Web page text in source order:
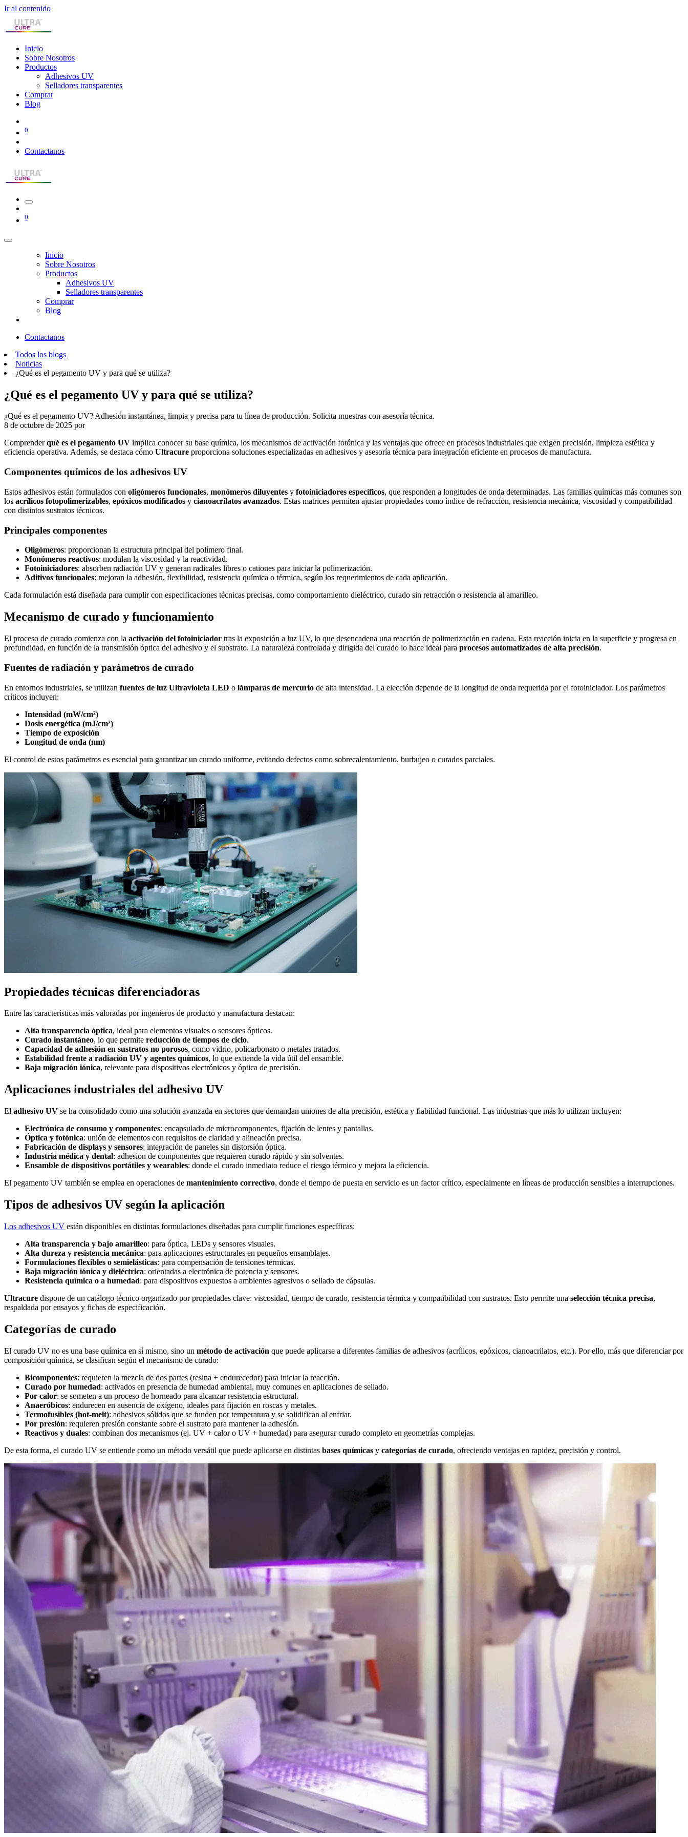
Ir al contenido
Inicio
Sobre Nosotros
Productos
Adhesivos UV
Selladores transparentes
Comprar
Blog
0
Contactanos
0
Inicio
Sobre Nosotros
Productos
Adhesivos UV
Selladores transparentes
Comprar
Blog
Contactanos
Todos los blogs
Noticias
¿Qué es el pegamento UV y para qué se utiliza?
¿Qué es el pegamento UV y para qué se utiliza?
¿Qué es el pegamento UV? Adhesión instantánea, limpia y precisa para tu línea de producción. Solicita muestras con asesoría técnica.
8 de octubre de 2025 por
Comprenderqué es el pegamento UV implica conocer su base química, los mecanismos de activación fotónica y las ventajas que ofrece en procesos industriales que exigen precisión, limpieza estética y
eficiencia operativa. Además, se destaca cómo Ultracure proporciona soluciones especializadas en adhesivos y asesoría técnica para integración eficiente en procesos de manufactura.
Componentes químicos de los adhesivos UV
Estos adhesivos están formulados con oligó​m​eros funcionales, mo​nómeros diluyentes y fotoiniciadores específicos, que responden a longitudes de onda determinadas. Las familias químicas más comunes son
los acrílicos fotopolimerizables, epóxicos modificados y cianoacrilatos avanzados. Estas matrices permiten ajustar propiedades como índice de refracción, resistencia mecánica, viscosidad y compatibilidad
con distintos sustratos técnicos.
Principales componente​s
Oligómeros: proporcionan la estructura principal del polímero final.
Monómeros reactivos: modulan la viscosidad y la reactividad.
Fotoiniciadores: absorben radiación UV y generan radicales libres o cationes para iniciar la polimerización.
Aditivos funcionales: mejoran la adhesión, flexibilidad, resistencia química o térmica, según los requerimientos de cada aplicación.
Cada formulación está diseñada para cumplir con especificaciones técnicas precisas, como comportamiento dieléctrico, curado sin retracción o resistencia al amarilleo.
Mecanismo de curado y funcionamiento
El proceso de curado comienza con la activación del fotoiniciador tras la exposición a luz UV, lo que desencadena una reacción de polimerización en cadena. Esta reacción inicia en la superficie y progresa en
profundidad, en función de la transmisión óptica del adhesivo y el substrato. La naturaleza controlada y dirigida del curado lo hace ideal para procesos automatizados de alta precisión.
Fuentes de radiación y parámetros de curado
En entornos industriales, se utilizan fuentes de luz Ultravioleta LED o lámparas de mercurio de alta intensidad. La elección depende de la longitud de onda requerida por el fotoiniciador. Los parámetros
críticos incluyen:
Intensidad (mW/cm²)
Dosis energética (mJ/cm²)
Tiempo de exposición
Longitud de onda (nm)
El control de estos parámetros es esencial para garantizar un curado uniforme, evitando defectos como sobrecalentamiento, burbujeo o curados parciales.
Propiedades técnicas diferenciadoras
Entre las características más valoradas por ingenieros de producto y manufactura destacan:
Alta transparencia óptica, ideal para elementos visuales o sensores ópticos.
Curado instantáneo, lo que permite reducción de tiempos de ciclo.
Capacidad de adhesión en sustratos no porosos, como vidrio, policarbonato o metales tratados.
Estabilidad frente a radiación UV y agentes químicos, lo que extiende la vida útil del ensamble.
Baja migración iónica, relevante para dispositivos electrónicos y óptica de precisión.
Aplicaciones industriales del adhesivo UV
El adhesivo UV se ha consolidado como una solución avanzada en sectores que demandan uniones de alta precisión, estética y fiabilidad funcional. Las industrias que más lo utilizan incluyen:
Electrónica de consumo y componentes: encapsulado de microcomponentes, fijación de lentes y pantallas.
Óptica y fotónica: unión de elementos con requisitos de claridad y alineación precisa.
Fabricación de displays y sensores: integración de paneles sin distorsión óptica.
Industria médica y dental: adhesión de componentes que requieren curado rápido y sin solventes.
Ensamble de dispositivos portátiles y wearables: donde el curado inmediato reduce el riesgo térmico y mejora la eficiencia.
El pegamento UV también se emplea en operaciones de mantenimiento correctivo, donde el tiempo de puesta en servicio es un factor crítico, especialmente en líneas de producción sensibles a interrupciones.
Tipos de adhesivos UV según la aplicación
Los adhesivos UV están disponibles en distintas formulaciones diseñadas para cumplir funciones específicas:
Alta transparencia y bajo amarilleo: para óptica, LEDs y sensores visuales.
Alta dureza y resistencia mecánica: para aplicaciones estructurales en pequeños ensamblajes.
Formulaciones flexibles o semielásticas: para compensación de tensiones térmicas.
Baja migración iónica y dieléctrica: orientadas a electrónica de potencia y sensores.
Resistencia química o a humedad: para dispositivos expuestos a ambientes agresivos o sellado de cápsulas.
Ultracure dispone de un catálogo técnico organizado por propiedades clave: viscosidad, tiempo de curado, resistencia térmica y compatibilidad con sustratos. Esto permite una selección técnica precisa,
respaldada por ensayos y fichas de especificación.
Categorías de curado
El curado UV no es una base química en sí mismo, sino un método de activación que puede aplicarse a diferentes familias de adhesivos (acrílicos, epóxicos, cianoacrilatos, etc.). Por ello, más que diferenciar por
composición química, se clasifican según el mecanismo de curado:
Bicomponentes: requieren la mezcla de dos partes (resina + endurecedor) para iniciar la reacción.
Curado por humedad: activados en presencia de humedad ambiental, muy comunes en aplicaciones de sellado.
Por calor: se someten a un proceso de horneado para alcanzar resistencia estructural.
Anaeróbicos: endurecen en ausencia de oxígeno, ideales para fijación en roscas y metales.
Termofusibles (hot-melt): adhesivos sólidos que se funden por temperatura y se solidifican al enfriar.
Por presión: requieren presión constante sobre el sustrato para mantener la adhesión.
Reactivos y duales: combinan dos mecanismos (ej. UV + calor o UV + humedad) para asegurar curado completo en geometrías complejas.
De esta forma, el curado UV se entiende como un método versátil que puede aplicarse en distintas bases químicas y categorías de curado, ofreciendo ventajas en rapidez, precisión y control.